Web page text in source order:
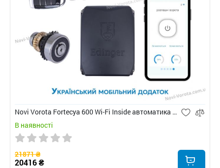
Novi Vorota Fortecya 600 Wi-Fi Inside автоматика для розпашних воріт
В наявності
21871 ₴
20416 ₴